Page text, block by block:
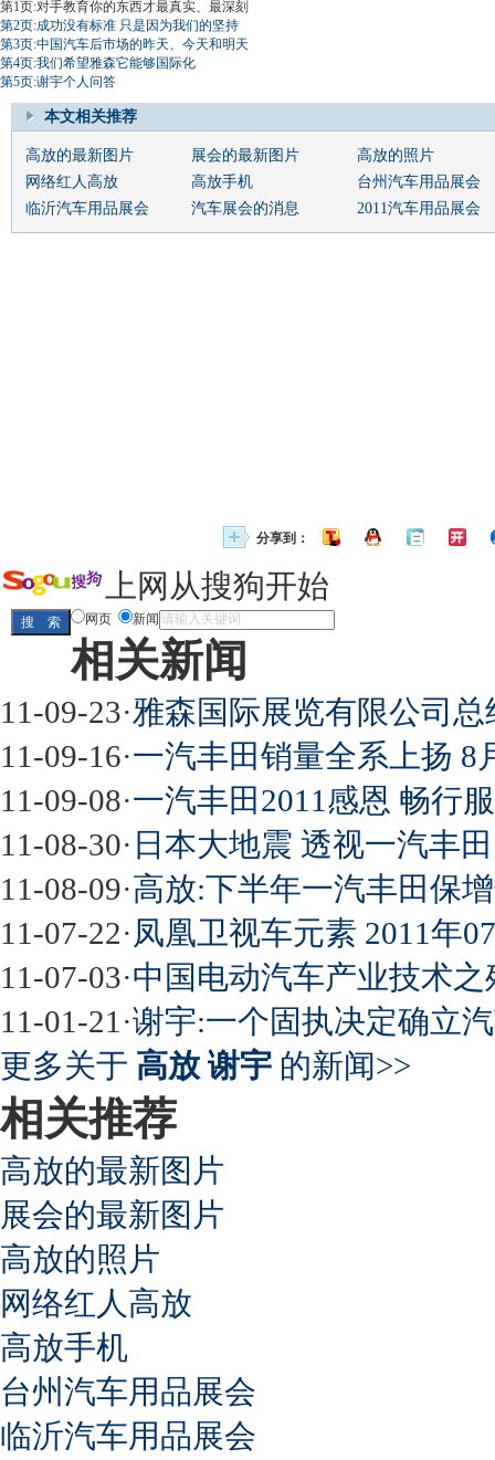
第1页:对手教育你的东西才最真实、最深刻
第2页:成功没有标准 只是因为我们的坚持
第3页:中国汽车后市场的昨天、今天和明天
第4页:我们希望雅森它能够国际化
第5页:谢宇个人问答
本文相关推荐
高放的最新图片 展会的最新图片
高放的照片
网络红人高放
高放手机
台州汽车用品展会
临沂汽车用品展会
汽车展会的消息 2011汽车用品展会
分享到：
上网从搜狗开始
网页 新闻
相关新闻
11-09-23·雅森国际展览有限公司
11-09-16·一汽丰田销量全系上扬 8
11-09-08·一汽丰田2011感恩 畅行
11-08-30· 日本大地震 透视一汽丰
11-08-09·高放:下半年一汽丰田保
11-07-22·凤凰卫视车元素 2011年
11-07-03·中国电动汽车产业技术
11-01-21 ·谢宇:一个固执决定确立
更多关于 高放 谢宇 的新闻>>
相关推荐
高放的最新图片
展会的最新图片
高放的照片
网络红人高放
高放手机
台州汽车用品展会
临沂汽车用品展会